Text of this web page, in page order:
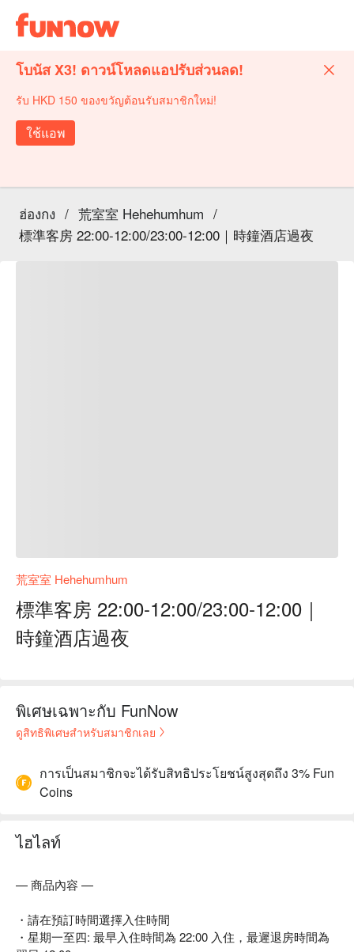
โบนัส X3! ดาวน์โหลดแอปรับส่วนลด!
รับ HKD 150 ของขวัญต้อนรับสมาชิกใหม่!
ใช้แอพ
ฮ่องกง / 荒室室 Hehehumhum /
標準客房 22:00-12:00/23:00-12:00｜時鐘酒店過夜
荒室室 Hehehumhum
標準客房 22:00-12:00/23:00-12:00｜
時鐘酒店過夜
พิเศษเฉพาะกับ FunNow
ดูสิทธิพิเศษสำหรับสมาชิกเลย
การเป็นสมาชิกจะได้รับสิทธิประโยชน์สูงสุดถึง 3% Fun
Coins
ไฮไลท์
— 商品內容 —
・請在預訂時間選擇入住時間
・星期一至四: 最早入住時間為 22:00 入住，最遲退房時間為